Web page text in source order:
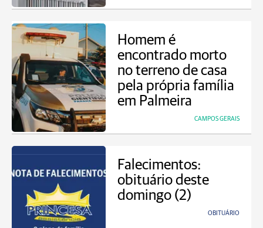
Homem é
encontrado morto
no terreno de casa
pela própria família
em Palmeira
CAMPOS GERAIS
Falecimentos:
obituário deste
domingo (2)
OBITUÁRIO